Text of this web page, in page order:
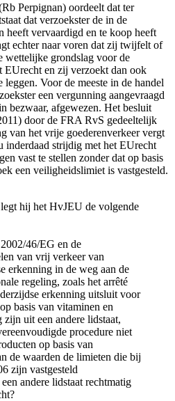
Perpignan) oordeelt dat ter
dat verzoekster de in de
heeft vervaardigd en te koop heeft
echter naar voren dat zij twijfelt of
wettelijke grondslag voor de
EUrecht en zij verzoekt dan ook
Voor de meeste in de handel
een vergunning aangevraagd
bezwaar, afgewezen. Het besluit
door de FRA RvS gedeeltelijk
van het vrije goederenverkeer vergt
inderdaad strijdig met het EUrecht
vast te stellen zonder dat op basis
een veiligheidslimiet is vastgesteld.
hij het HvJEU de volgende
46/EG en de
van vrij verkeer van
erkenning in de weg aan de
regeling, zoals het arrêté
erkenning uitsluit voor
basis van vitaminen en
uit een andere lidstaat,
procedure niet
op basis van
de waarden de limieten die bij
zijn vastgesteld
andere lidstaat rechtmatig